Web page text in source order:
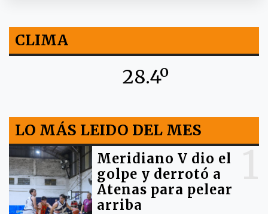
CLIMA
28.4º
LO MÁS LEIDO DEL MES
Meridiano V dio el
golpe y derrotó a
Atenas para pelear
arriba